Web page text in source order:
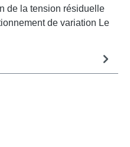
de la tension résiduelle
de variation Le